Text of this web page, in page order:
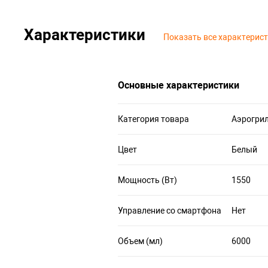
Характеристики Показать все
Основные характеристики
Категория товара
Цвет Белый
Мощность (Вт) 1550
Управление со смартфона Нет
Объем (мл) 6000